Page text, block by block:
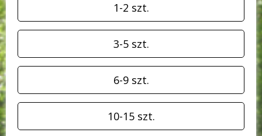
1-2 szt.
3-5 szt.
6-9 szt.
10-15 szt.